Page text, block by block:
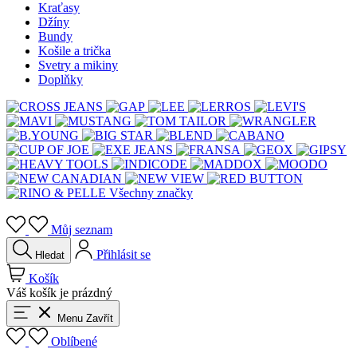
Kraťasy
Džíny
Bundy
Košile a trička
Svetry a mikiny
Doplňky
Všechny značky
Můj seznam
Hledat
Přihlásit se
Košík
Váš košík je prázdný
Menu Zavřít
Oblíbené